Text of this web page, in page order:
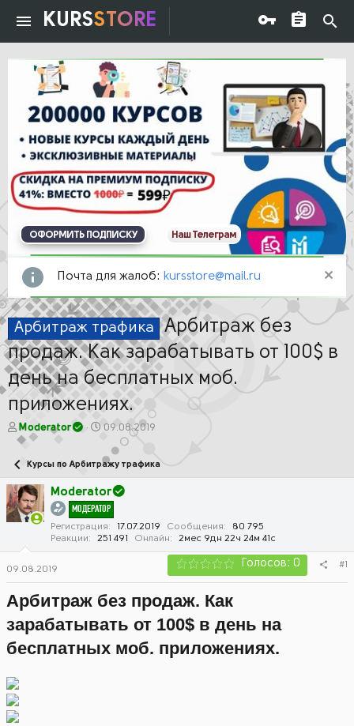
KURSSTORE
ОФОРМИТЬ ПОДПИСКУ Наш Телеграм
Почта для жалоб: kursstore@mail.ru
Арбитраж трафика Арбитраж без
продаж. Как зарабатывать от 100$ в
день на бесплатных моб.
приложениях.
А
в
о
р
т
е
Moderator
Д
т
а
а
ч
а
л
а
09.08.2019
Курсы по Арбитражу трафика
Moderator
МОДЕРАТОР
Регистрация 17.07.2019 Сообщения
80 795
Реакции
251 491 Онлайн 2мес 9дн 22ч 24м 41с
09.08.2019 Голосов: 0 #1
Арбитраж без продаж. Как
зарабатывать от 100$ в день на
бесплатных моб. приложениях.